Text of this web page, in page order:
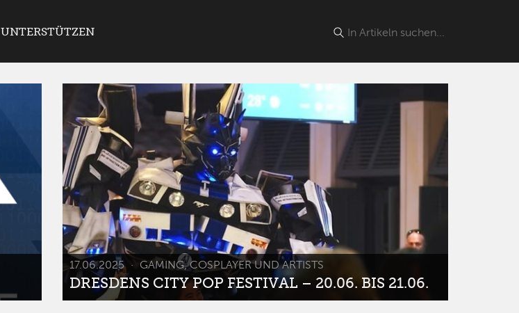
UNTERSTÜTZEN
17.06.2025 GAMING, COSPLAYER UND ARTISTS
DRESDENS CITY POP FESTIVAL – 20.06. BIS 21.06.